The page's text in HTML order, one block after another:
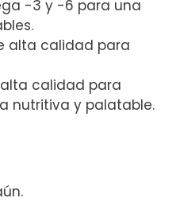
-3 y -6 para una
alta calidad para
calidad para
nutritiva y palatable.